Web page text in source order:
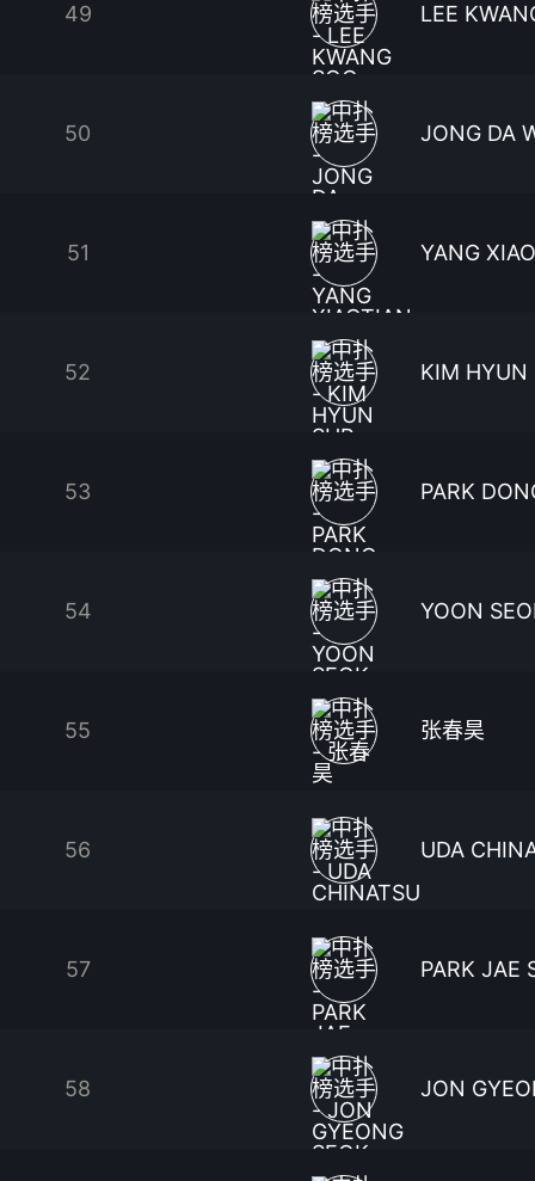
49 LEE
50 JONG DA
51 YANG
52 KIM HYUN
53 PARK
54 YOON
55 张春昊
56 UDA
57 PARK JAE
58 JON